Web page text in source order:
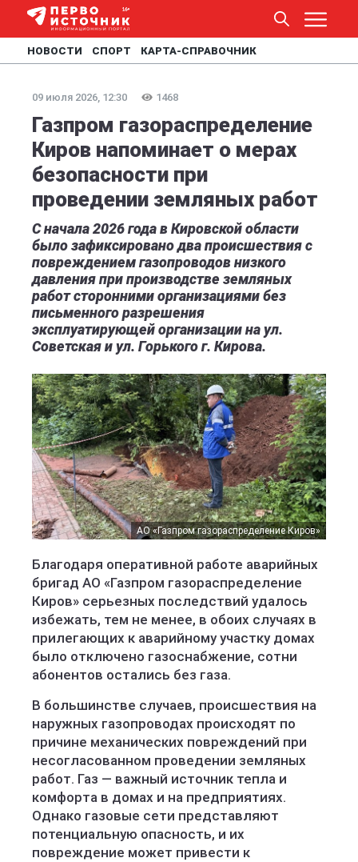
НОВОСТИ СПОРТ КАРТА-СПРАВОЧНИК
09 июля 2026, 12:30 1468
Газпром газораспределение
Киров напоминает о мерах
безопасности при
проведении земляных работ
С начала 2026 года в Кировской области
было зафиксировано два происшествия с
повреждением газопроводов низкого
давления при производстве земляных
работ сторонними организациями без
письменного разрешения
эксплуатирующей организации на ул.
Советская и ул. Горького г. Кирова.
АО «Газпром газораспределение Киров»
Благодаря оперативной работе аварийных
бригад АО «Газпром газораспределение
Киров» серьезных последствий удалось
избежать, тем не менее, в обоих случаях в
прилегающих к аварийному участку домах
было отключено газоснабжение, сотни
абонентов остались без газа.
В большинстве случаев, происшествия на
наружных газопроводах происходят по
причине механических повреждений при
несогласованном проведении земляных
работ. Газ — важный источник тепла и
комфорта в домах и на предприятиях.
Однако газовые сети представляют
потенциальную опасность, и их
повреждение может привести к